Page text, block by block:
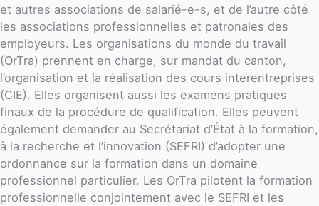
et autres associations de salarié-e-s, et de l’autre côté
les associations professionnelles et patronales des
employeurs. Les organisations du monde du travail
(OrTra) prennent en charge, sur mandat du canton,
l’organisation et la réalisation des cours interentreprises
(CIE). Elles organisent aussi les examens pratiques
finaux de la procédure de qualification. Elles peuvent
également demander au Secrétariat d’État à la formation,
à la recherche et l’innovation (SEFRI) d’adopter une
ordonnance sur la formation dans un domaine
professionnel particulier. Les OrTra pilotent la formation
professionnelle conjointement avec le SEFRI et les